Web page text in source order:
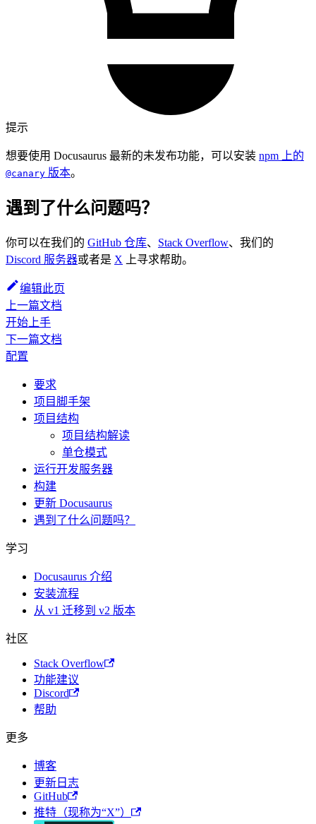
提示
想要使用 Docusaurus 最新的未发布功能，可以安装 npm 上的
@canary 版本。
遇到了什么问题吗？
你可以在我们的 GitHub 仓库、 Stack Overflow、我们的
Discord 服务器或者是 X 上寻求帮助。
编辑此页
上一篇文档
开始上手
下一篇文档
配置
要求
项目脚手架
项目结构
项目结构解读
单仓模式
运行开发服务器
构建
更新 Docusaurus
遇到了什么问题吗？
学习
Docusaurus 介绍
安装流程
从 v1 迁移到 v2 版本
社区
Stack Overflow
功能建议
Discord
帮助
更多
博客
更新日志
GitHub
推特（现称为“X”）